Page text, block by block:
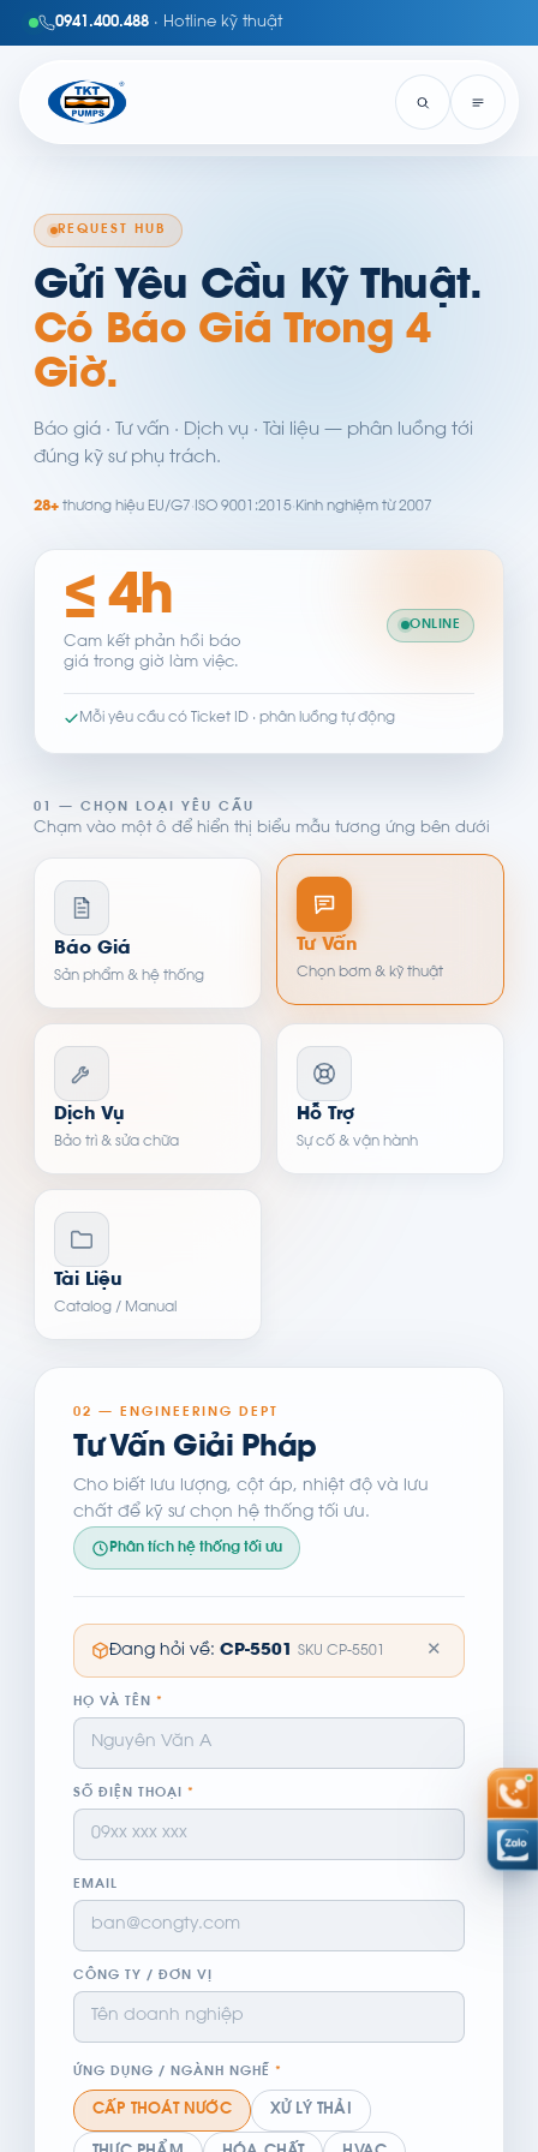
0941.400.488 · Hotline kỹ thuật
REQUEST HUB
Gửi Yêu Cầu Kỹ Thuật.
Có Báo Giá Trong 4
Giờ.
Báo giá · Tư vấn · Dịch vụ · Tài liệu — phân luồng tới
đúng kỹ sư phụ trách.
28+ thương hiệu EU/G7· ISO 9001:2015· Kinh nghiệm từ 2007
≤ 4h
Cam kết phản hồi báo
giá trong giờ làm việc.
ONLINE
Mỗi yêu cầu có Ticket ID · phân luồng tự động
01 — CHỌN LOẠI YÊU CẦU
Chạm vào một ô để hiển thị biểu mẫu tương ứng bên dưới
Báo Giá
Sản phẩm & hệ thống
Tư Vấn
Chọn bơm & kỹ thuật
Dịch Vụ
Bảo trì & sửa chữa
Hỗ Trợ
Sự cố & vận hành
Tài Liệu
Catalog / Manual
02 — ENGINEERING DEPT
Tư Vấn Giải Pháp
Cho biết lưu lượng, cột áp, nhiệt độ và lưu
chất để kỹ sư chọn hệ thống tối ưu.
Phân tích hệ thống tối ưu
Đang hỏi về: CP-5501 SKU CP-5501 ✕
HỌ VÀ TÊN *
SỐ ĐIỆN THOẠI *
EMAIL
CÔNG TY / ĐƠN VỊ
ỨNG DỤNG / NGÀNH NGHỀ *
CẤP THOÁT NƯỚC XỬ LÝ THẢI